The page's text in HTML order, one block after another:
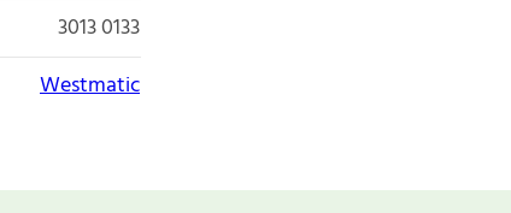
3013 0133
Westmatic